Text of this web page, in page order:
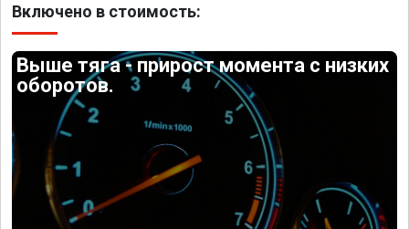
Включено в стоимость:
Выше тяга - прирост момента с низких
оборотов.